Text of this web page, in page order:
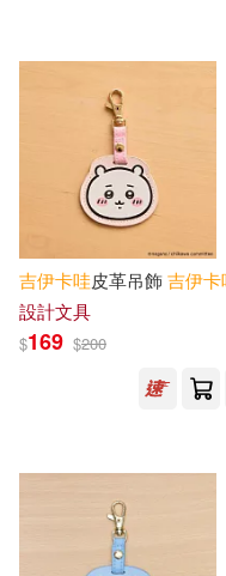
主婦と生活社(6)
Parade(5)
TRY-X(4)
奇譚クラブ(3)
ジョイパレット(2)
可港澳店取(441)
可新加坡店取(441)
可菲律賓店取
(可複選)
一個月內上市新品
本週上市新品(2)
吉伊卡哇皮革吊飾吉伊卡
設計文具
$169 $200